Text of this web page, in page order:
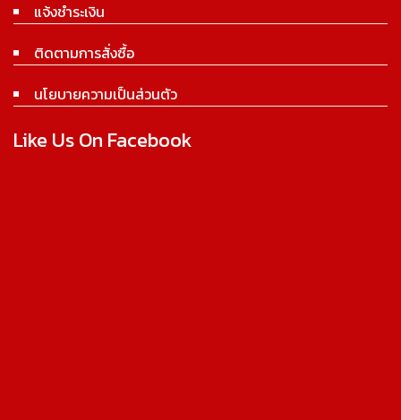
แจ้งชำระเงิน
ติดตามการสั่งซื้อ
นโยบายความเป็นส่วนตัว
Like Us On Facebook